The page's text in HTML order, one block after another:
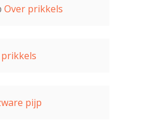
Over prikkels
pijp